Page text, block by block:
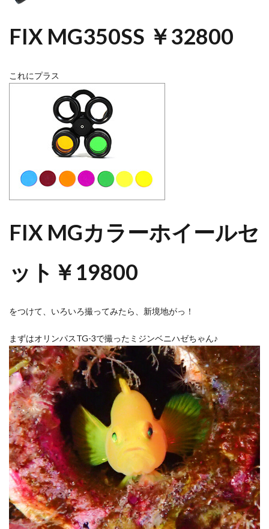
FIX MG350SS ￥32800
これにプラス
FIX MGカラーホイールセ
ット￥19800
をつけて、いろいろ撮ってみたら、新境地がっ！
まずはオリンパスTG-3で撮ったミジンベニハゼちゃん♪